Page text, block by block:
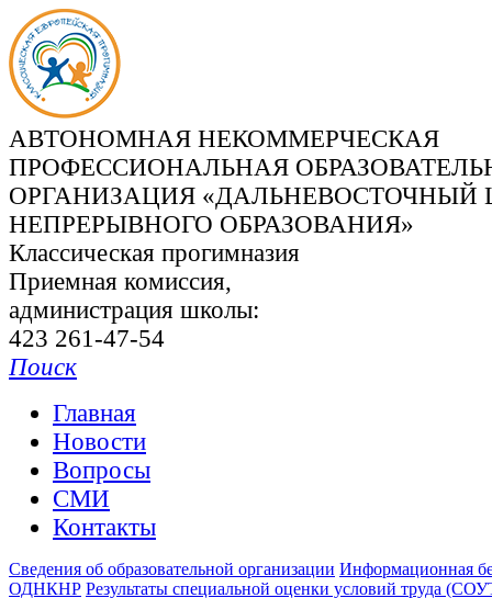
АВТОНОМНАЯ НЕКОММЕРЧЕСКАЯ
ПРОФЕССИОНАЛЬНАЯ
ОРГАНИЗАЦИЯ «ДАЛЬНЕВОСТОЧНЫЙ
НЕПРЕРЫВНОГО ОБРАЗОВАНИЯ»
Классическая прогимназия
Приемная комиссия,
администрация школы:
423 261-47-54
Поиск
Главная
Новости
Вопросы
СМИ
Контакты
Сведения об образовательной организации Информационная
ОДНКНР Результаты специальной оценки условий труда